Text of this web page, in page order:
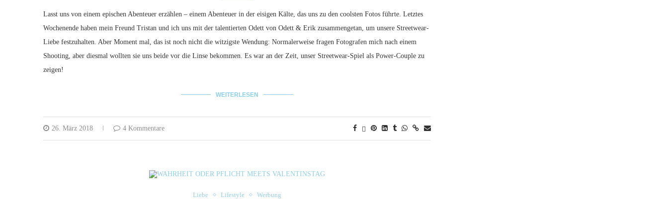
Lasst uns von einem epischen Abenteuer erzählen – einem Abenteuer in der eisigen Kälte, das uns zu den coolsten Fotos führte. Letztes
Wochenende haben mein Freund Tristan und ich uns mit der talentierten Odett von Odett & Erik zusammengetan, um unsere Streetwear-
Liebe festzuhalten. Aber Moment mal, das ist noch nicht die witzigste Wendung: Normalerweise fragen Fotografen mich nach einem
Shooting, aber diesmal wollten sie uns beide vor die Linse bekommen. Es war an der Zeit, unser Streetwear-Spiel als Power-Couple zu
zeigen!
WEITERLESEN
26. März 2018 4 Kommentare
Liebe Lifestyle Werbung